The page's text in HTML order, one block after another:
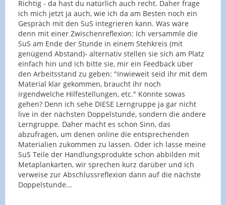
Richtig - da hast du natürlich auch recht. Daher frage
ich mich jetzt ja auch, wie ich da am Besten noch ein
Gespräch mit den SuS integrieren kann. Was wäre
denn mit einer Zwischenreflexion: Ich versammle die
SuS am Ende der Stunde in einem Stehkreis (mit
genügend Abstand)- alternativ stellen sie sich am Platz
einfach hin und ich bitte sie, mir ein Feedback über
den Arbeitsstand zu geben: "Inwieweit seid ihr mit dem
Material klar gekommen, braucht ihr noch
irgendwelche Hilfestellungen, etc." Könnte sowas
gehen? Denn ich sehe DIESE Lerngruppe ja gar nicht
live in der nächsten Doppelstunde, sondern die andere
Lerngruppe. Daher macht es schon Sinn, das
abzufragen, um denen online die entsprechenden
Materialien zukommen zu lassen. Oder ich lasse meine
SuS Teile der Handlungsprodukte schon abbilden mit
Metaplankarten, wir sprechen kurz darüber und ich
verweise zur Abschlussreflexion dann auf die nächste
Doppelstunde...